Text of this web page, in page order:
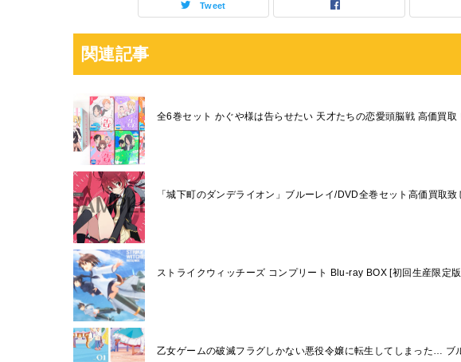
Tweet
関連記事
全6巻セット かぐや様は告らせたい 天才たちの恋愛頭脳戦 高価買取
「城下町のダンデライオン」ブルーレイ/DVD全巻セット高価買取致
ストライクウィッチーズ コンプリート Blu-ray BOX [初回生産限定版
乙女ゲームの破滅フラグしかない悪役令嬢に転生してしまった… ブ